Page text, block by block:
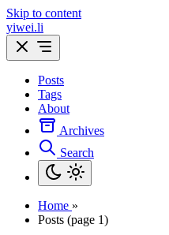
Skip to content
yiwei.li
Posts
Tags
About
Archives
Search
Home »
Posts (page 1)